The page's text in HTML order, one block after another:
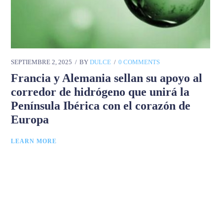
SEPTIEMBRE 2, 2025 BYDULCE 0 COMMENTS
Francia y Alemania sellan su apoyo al
corredor de hidrógeno que unirá la
Península Ibérica con el corazón de
Europa
LEARN MORE